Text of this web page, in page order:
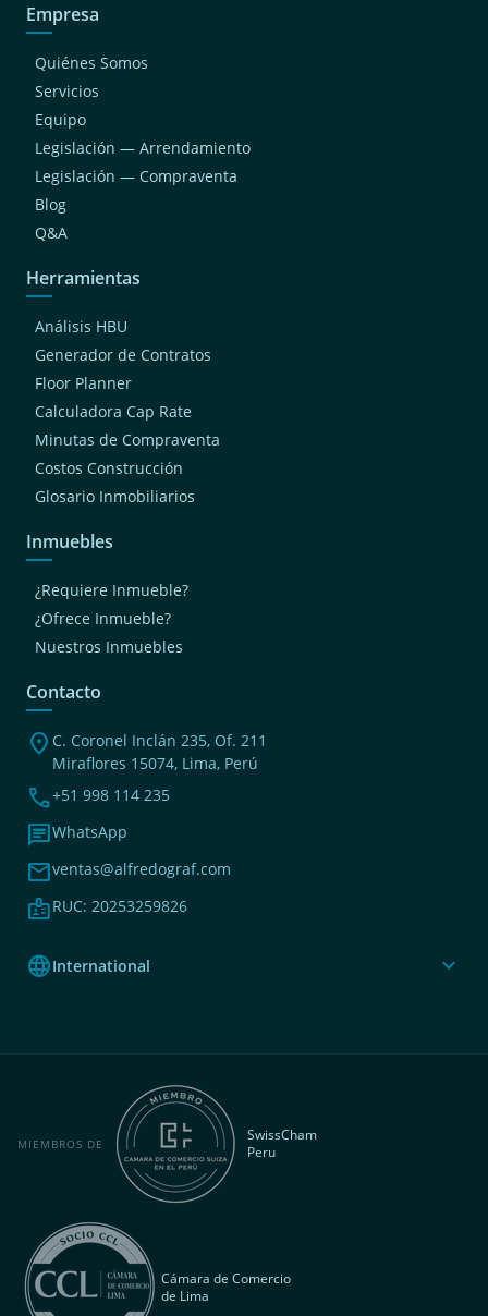
Empresa
Quiénes Somos
Servicios
Equipo
Legislación — Arrendamiento
Legislación — Compraventa
Blog
Q&A
Herramientas
Análisis HBU
Generador de Contratos
Floor Planner
Calculadora Cap Rate
Minutas de Compraventa
Costos Construcción
Glosario Inmobiliarios
Inmuebles
¿Requiere Inmueble?
¿Ofrece Inmueble?
Nuestros Inmuebles
Contacto
location_on C. Coronel Inclán 235, Of. 211
Miraflores 15074, Lima, Perú
phone+51 998 114 235
chatWhatsApp
mailventas@alfredograf.com
badgeRUC: 20253259826
languageInternational expand_more
MIEMBROS DE
SwissCham
Peru
Cámara de Comercio
de Lima